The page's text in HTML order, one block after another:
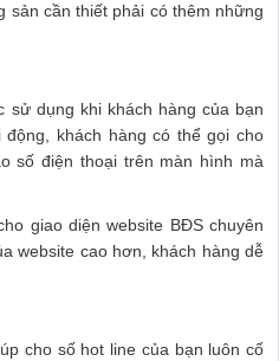
sản cần thiết phải có thêm những
dụng khi khách hàng của bạn
khách hàng có thể gọi cho
số điện thoại trên màn hình mà
giao diện website BĐS chuyên
website cao hơn, khách hàng dễ
cho số hot line của bạn luôn cố